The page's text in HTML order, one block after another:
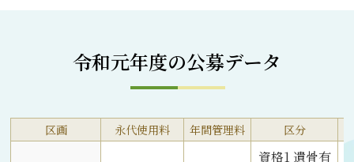
令和元年度の公募データ
区画 永代使用料 年間管理料 区分
資格1 遺骨有